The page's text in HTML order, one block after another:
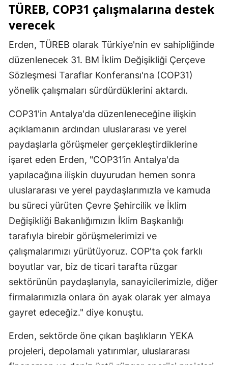
TÜREB, COP31 çalışmalarına destek
verecek
Erden, TÜREB olarak Türkiye'nin ev sahipliğinde
düzenlenecek 31. BM İklim Değişikliği Çerçeve
Sözleşmesi Taraflar Konferansı'na (COP31)
yönelik çalışmaları sürdürdüklerini aktardı.
COP31'in Antalya'da düzenleneceğine ilişkin
açıklamanın ardından uluslararası ve yerel
paydaşlarla görüşmeler gerçekleştirdiklerine
işaret eden Erden, "COP31’in Antalya'da
yapılacağına ilişkin duyurudan hemen sonra
uluslararası ve yerel paydaşlarımızla ve kamuda
bu süreci yürüten Çevre Şehircilik ve İklim
Değişikliği Bakanlığımızın İklim Başkanlığı
tarafıyla birebir görüşmelerimizi ve
çalışmalarımızı yürütüyoruz. COP'ta çok farklı
boyutlar var, biz de ticari tarafta rüzgar
sektörünün paydaşlarıyla, sanayicilerimizle, diğer
firmalarımızla onlara ön ayak olarak yer almaya
gayret edeceğiz." diye konuştu.
Erden, sektörde öne çıkan başlıkların YEKA
projeleri, depolamalı yatırımlar, uluslararası